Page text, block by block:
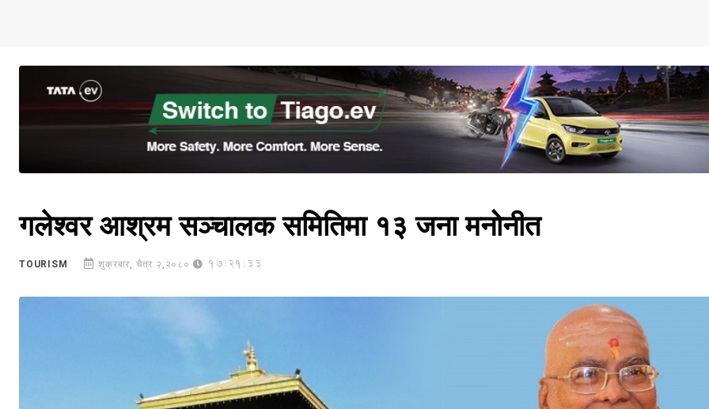
गलेश्वर आश्रम सञ्चालक समितिमा १३ जना मनोनीत
TOURISM शुक्रबार, चैत्र २,२०८० 17:21:33